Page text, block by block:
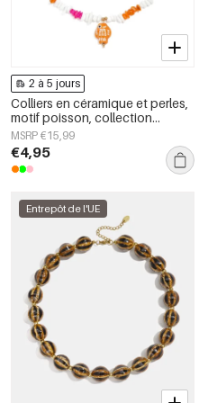
2 à 5 jours
Colliers en céramique et perles,
motif poisson, collection
romantique décontractée pour
le quotidien, bijoux pour
femmes
MSRP €15,99
€4,95
Entrepôt de l'UE